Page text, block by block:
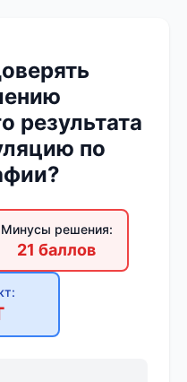
результата
по
Минусы решения:
21 баллов